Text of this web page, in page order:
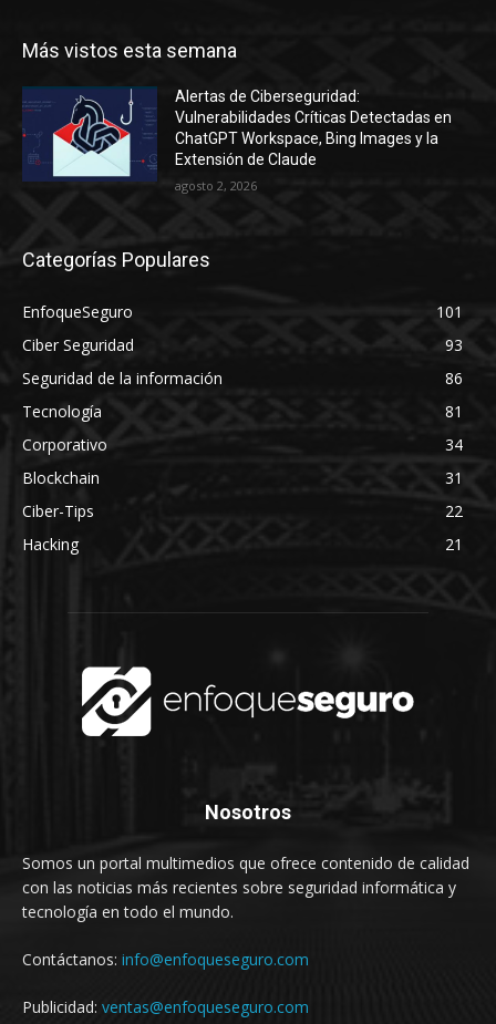
Más vistos esta semana
Alertas de Ciberseguridad:
Vulnerabilidades Críticas Detectadas en
ChatGPT Workspace, Bing Images y la
Extensión de Claude
agosto 2, 2026
Categorías Populares
EnfoqueSeguro
101
Ciber Seguridad
93
Seguridad de la información
86
Tecnología
81
Corporativo
34
Blockchain
31
Ciber-Tips
22
Hacking
21
Nosotros
Somos un portal multimedios que ofrece contenido de calidad
con las noticias más recientes sobre seguridad informática y
tecnología en todo el mundo.
Contáctanos: info@enfoqueseguro.com
Publicidad: ventas@enfoqueseguro.com